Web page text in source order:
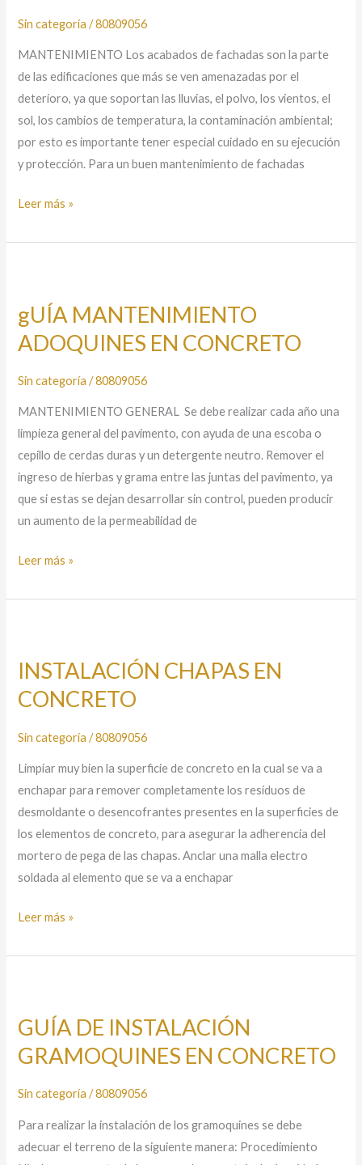
Sin categoría /80809056
MANTENIMIENTO Los acabados de fachadas son la parte
de las edificaciones que más se ven amenazadas por el
deterioro, ya que soportan las lluvias, el polvo, los vientos, el
sol, los cambios de temperatura, la contaminación ambiental;
por esto es importante tener especial cuidado en su ejecución
y protección. Para un buen mantenimiento de fachadas
Leer más »
gUÍA MANTENIMIENTO
ADOQUINES EN CONCRETO
Sin categoría /80809056
MANTENIMIENTO GENERAL Se debe realizar cada año una
limpieza general del pavimento, con ayuda de una escoba o
cepillo de cerdas duras y un detergente neutro. Remover el
ingreso de hierbas y grama entre las juntas del pavimento, ya
que si estas se dejan desarrollar sin control, pueden producir
un aumento de la permeabilidad de
ADOQUINES
EN
CONCRETO
Leer más »
INSTALACIÓN CHAPAS EN
CONCRETO
Sin categoría /80809056
Limpiar muy bien la superficie de concreto en la cual se va a
enchapar para remover completamente los residuos de
desmoldante o desencofrantes presentes en la superficies de
los elementos de concreto, para asegurar la adherencia del
mortero de pega de las chapas. Anclar una malla electro
soldada al elemento que se va a enchapar
EN
CONCRETO
Leer más »
GUÍA DE INSTALACIÓN
GRAMOQUINES EN CONCRETO
Sin categoría /80809056
Para realizar la instalación de los gramoquines se debe
adecuar el terreno de la siguiente manera: Procedimiento
INSTALACIÓN
GRAMOQUINES
CONCRETO